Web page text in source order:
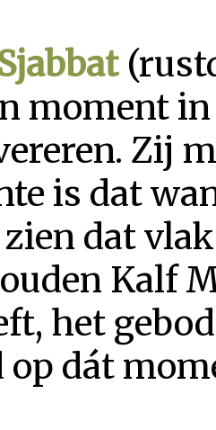
moment
Zij
is dat
dat
Kalf
het
op dát